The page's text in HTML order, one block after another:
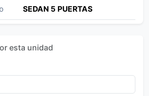
SEDAN 5 PUERTAS
esta unidad